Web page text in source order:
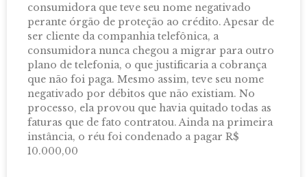
consumidora que teve seu nome negativado
perante órgão de proteção ao crédito. Apesar de
ser cliente da companhia telefônica, a
consumidora nunca chegou a migrar para outro
plano de telefonia, o que justificaria a cobrança
que não foi paga. Mesmo assim, teve seu nome
negativado por débitos que não existiam. No
processo, ela provou que havia quitado todas as
faturas que de fato contratou. Ainda na primeira
instância, o réu foi condenado a pagar R$
10.000,00